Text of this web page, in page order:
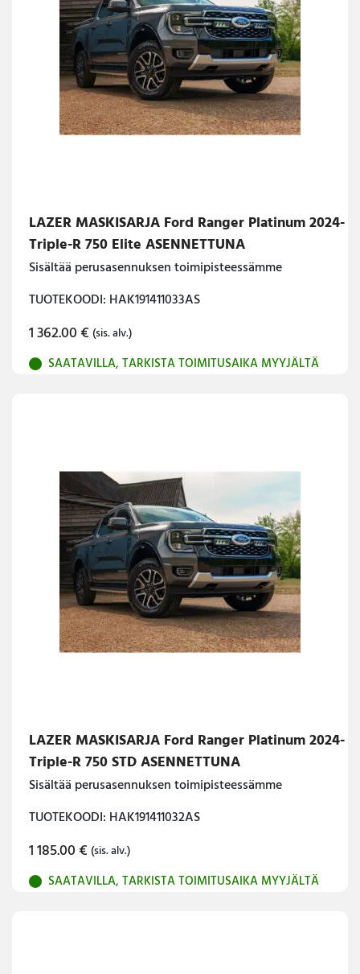
LAZER MASKISARJA Ford Ranger Platinum 2024-
Triple-R 750 Elite ASENNETTUNA
Sisältää perusasennuksen toimipisteessämme
TUOTEKOODI: HAK191411033AS
1 362.00€ (sis. alv.)
SAATAVILLA, TARKISTA TOIMITUSAIKA MYYJÄLTÄ
LAZER MASKISARJA Ford Ranger Platinum 2024-
Triple-R 750 STD ASENNETTUNA
Sisältää perusasennuksen toimipisteessämme
TUOTEKOODI: HAK191411032AS
1 185.00€ (sis. alv.)
SAATAVILLA, TARKISTA TOIMITUSAIKA MYYJÄLTÄ